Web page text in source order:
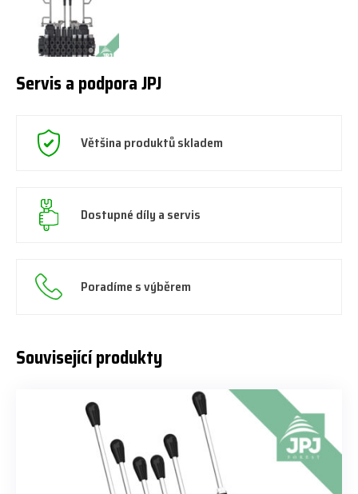
Servis a podpora JPJ
Většina produktů skladem
Dostupné díly a servis
Poradíme s výběrem
Související produkty